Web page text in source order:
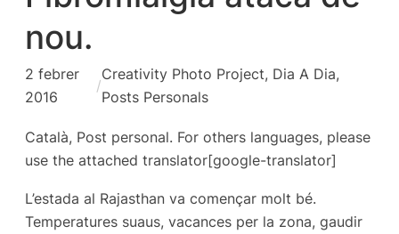
nou.
2 febrer
2016
/
Creativity Photo Project, Dia A Dia
Posts Personals
Català, Post personal. For others languages, please
use the attached translator[google-translator]
L’estada al Rajasthan va començar molt bé.
Temperatures suaus, vacances per la zona, gaudir